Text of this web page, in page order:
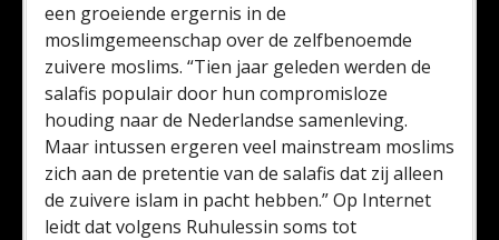
een groeiende ergernis in de
moslimgemeenschap over de zelfbenoemde
zuivere moslims. “Tien jaar geleden werden de
salafis populair door hun compromisloze
houding naar de Nederlandse samenleving.
Maar intussen ergeren veel mainstream moslims
zich aan de pretentie van de salafis dat zij alleen
de zuivere islam in pacht hebben.” Op Internet
leidt dat volgens Ruhulessin soms tot